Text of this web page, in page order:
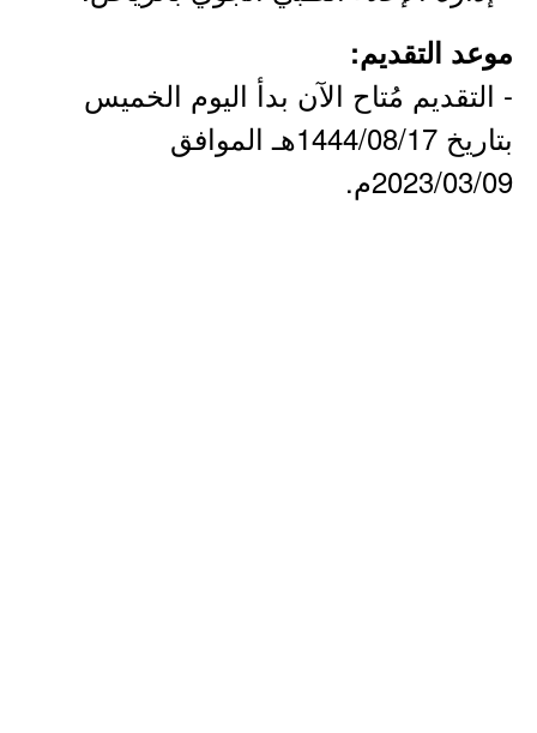
موعد التقديم:
- التقديم مُتاح الآن بدأ اليوم الخميس
بتاريخ 1444/08/17هـ الموافق
2023/03/09م.